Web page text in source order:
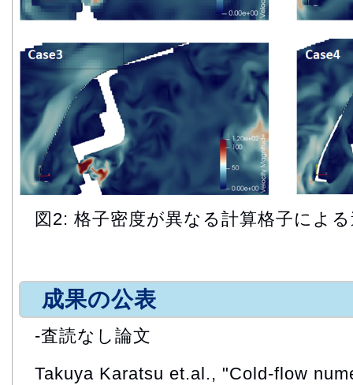
図2: 格子密度が異なる計算格子によ
成果の公表
-査読なし論文
Takuya Karatsu et.al., "Cold-flow